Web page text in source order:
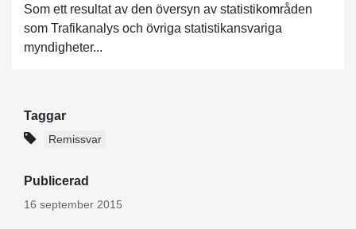
Som ett resultat av den översyn av statistikområden
som Trafikanalys och övriga statistikansvariga
myndigheter...
Taggar
Remissvar
Publicerad
16 september 2015